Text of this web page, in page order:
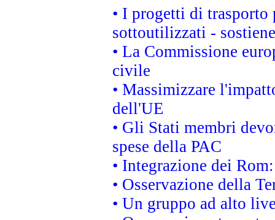
• I progetti di
sottoutilizzati -
• La Commissione
civile
• Massimizzare
dell'UE
• Gli Stati membri
spese della PAC
• Integrazione dei
• Osservazione della
• Un gruppo ad alto